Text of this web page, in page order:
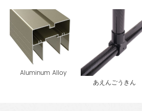
Aluminum Alloy
あえんごうきん